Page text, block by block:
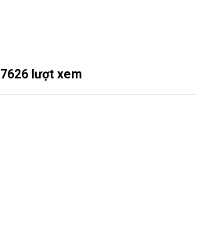
7626 lượt xem